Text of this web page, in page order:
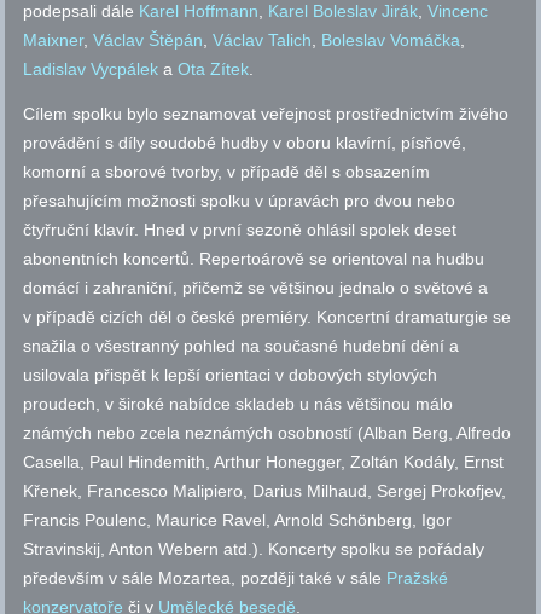
podepsali dále Karel Hoffmann, Karel Boleslav Jirák,Vincenc
Maixner,Václav Štěpán,Václav Talich, Boleslav Vomáčka,
Ladislav Vycpálek aOta Zítek.
Cílem spolku bylo seznamovat veřejnost prostřednictvím živého
provádění s díly soudobé hudby v oboru klavírní, písňové,
komorní a sborové tvorby, v případě děl s obsazením
přesahujícím možnosti spolku v úpravách pro dvou nebo
čtyřruční klavír. Hned v první sezoně ohlásil spolek deset
abonentních koncertů. Repertoárově se orientoval na hudbu
domácí i zahraniční, přičemž se většinou jednalo o světové a
v případě cizích děl o české premiéry. Koncertní dramaturgie se
snažila o všestranný pohled na současné hudební dění a
usilovala přispět k lepší orientaci v dobových stylových
proudech, v široké nabídce skladeb u nás většinou málo
známých nebo zcela neznámých osobností (Alban Berg, Alfredo
Casella, Paul Hindemith, Arthur Honegger, Zoltán Kodály, Ernst
Křenek, Francesco Malipiero, Darius Milhaud, Sergej Prokofjev,
Francis Poulenc, Maurice Ravel, Arnold Schönberg, Igor
Stravinskij, Anton Webernatd.). Koncerty spolku se pořádaly
především v sále Mozartea, později také v sále Pražské
konzervatoře či v Umělecké besedě.